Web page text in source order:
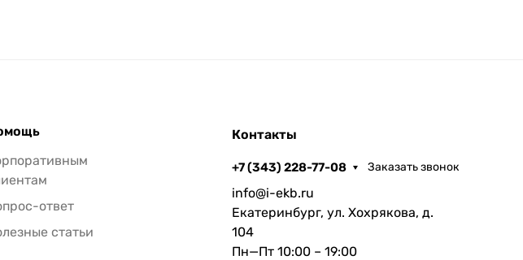
ответ
статьи
Контакты
+7 (343) 228-77-08 Заказать звонок
info@i-ekb.ru
Екатеринбург, ул. Хохрякова, д.
104
Пн—Пт 10:00 – 19:00